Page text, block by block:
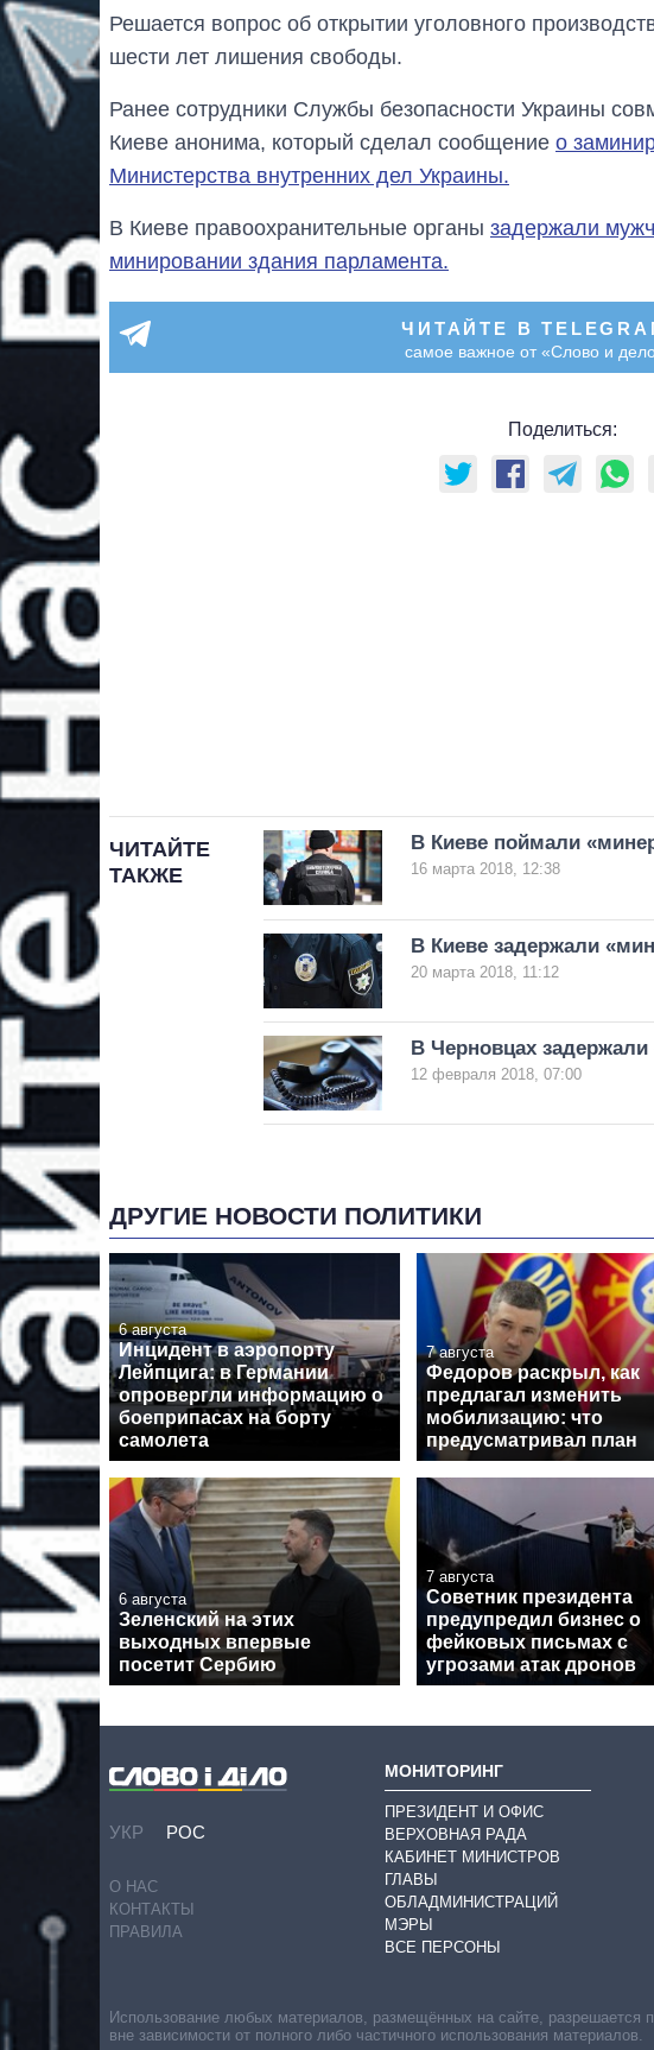
Решается вопрос об открытии уголовного
шести лет лишения свободы.
Ранее сотрудники Службы безопасности Украины
Киеве анонима, который сделал сообщение о
Министерства внутренних дел Украины.
В Киеве правоохранительные органы задержали
минировании здания парламента.
ЧИТАЙТЕ В
самое важное от «Слово и
Поделиться:
ЧИТАЙТЕ
ТАКЖЕ
В Киеве поймали
16 марта 2018, 12:38
В Киеве задержали
20 марта 2018, 11:12
В Черновцах задержали
12 февраля 2018, 07:00
ДРУГИЕ НОВОСТИ ПОЛИТИКИ
6 августа
Инцидент в аэропорту
Лейпцига: в Германии
опровергли информацию о
боеприпасах на борту
самолета
7 августа
Федоров раскрыл, как
предлагал изменить
мобилизацию: что
предусматривал план
6 августа
Зеленский на этих
выходных впервые
посетит Сербию
7 августа
Советник президента
предупредил бизнес о
фейковых письмах с
угрозами атак дронов
УКР РОС
О НАС
КОНТАКТЫ
ПРАВИЛА
МОНИТОРИНГ
ПРЕЗИДЕНТ И ОФИС
ВЕРХОВНАЯ РАДА
КАБИНЕТ МИНИСТРОВ
ГЛАВЫ
ОБЛАДМИНИСТРАЦИЙ
МЭРЫ
ВСЕ ПЕРСОНЫ
Использование любых материалов, размещённых на сайте, разрешается
вне зависимости от полного либо частичного использования материалов.